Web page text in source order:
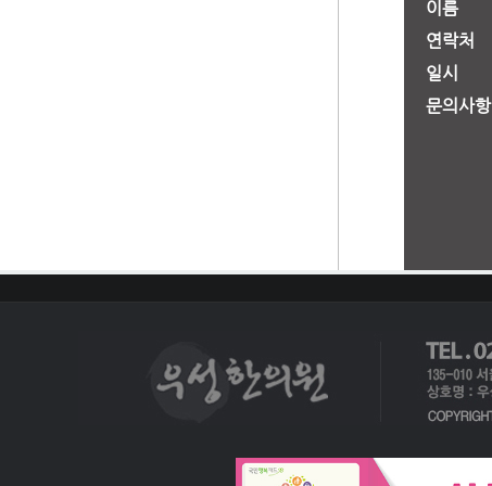
이름
연락처
일시
문의사항